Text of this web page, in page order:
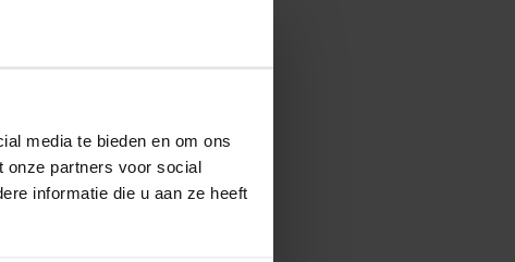
media te bieden en om ons
onze partners voor social
informatie die u aan ze heeft